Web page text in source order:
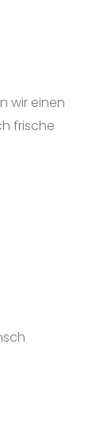
wir einen
frische